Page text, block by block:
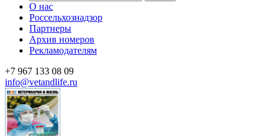
О нас
Россельхознадзор
Партнеры
Архив номеров
Рекламодателям
+7 967 133 08 09
info@vetandlife.ru